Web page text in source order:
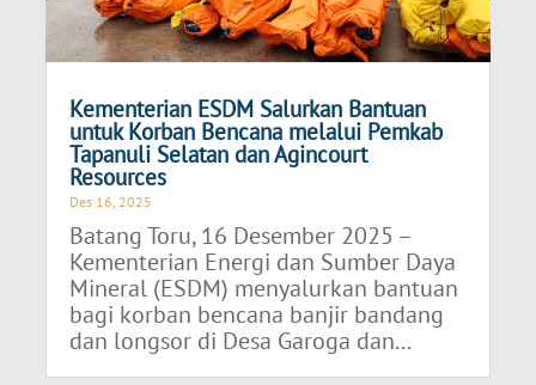
Kementerian ESDM Salurkan Bantuan
untuk Korban Bencana melalui Pemkab
Tapanuli Selatan dan Agincourt
Resources
Des 16, 2025
Batang Toru, 16 Desember 2025 –
Kementerian Energi dan Sumber Daya
Mineral (ESDM) menyalurkan bantuan
bagi korban bencana banjir bandang
dan longsor di Desa Garoga dan...